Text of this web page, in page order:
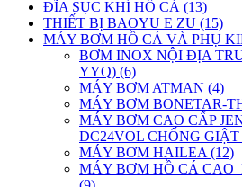
ĐĨA SỤC KHÍ HỒ CÁ (13)
THIẾT BỊ BAOYU E ZU (15)
MÁY BƠM HỒ CÁ VÀ PHỤ
BƠM INOX NỘI ĐỊA
YYQ) (6)
MÁY BƠM ATMAN (4)
MÁY BƠM BONETAR-
MÁY BƠM CAO CẤP
DC24VOL CHỐNG GIẬT
MÁY BƠM HAILEA (12)
MÁY BƠM HỒ CÁ